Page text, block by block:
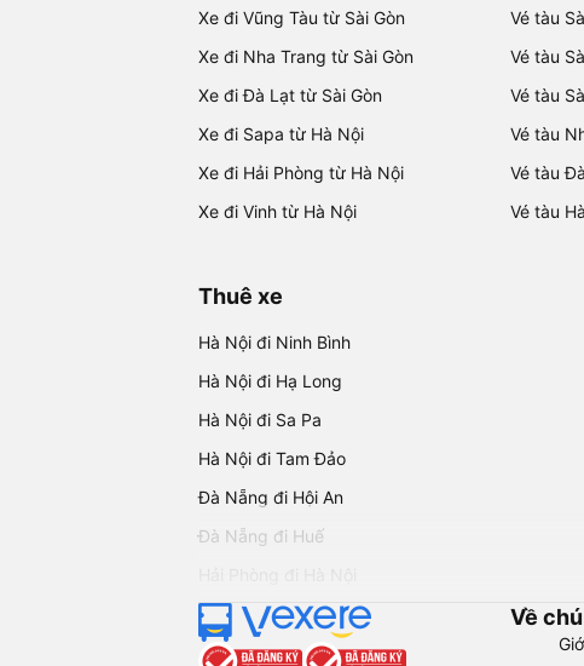
Xe đi Vũng Tàu từ Sài Gòn
Xe đi Nha Trang từ Sài Gòn
Xe đi Đà Lạt từ Sài Gòn
Xe đi Sapa từ Hà Nội
Xe đi Hải Phòng từ Hà Nội
Xe đi Vinh từ Hà Nội
Vé tàu
Vé tàu
Vé tàu
Vé tàu
Vé tàu
Vé tàu
Thuê xe
Hà Nội đi Ninh Bình
Hà Nội đi Hạ Long
Hà Nội đi Sa Pa
Hà Nội đi Tam Đảo
Đà Nẵng đi Hội An
Đà Nẵng đi Huế
Về